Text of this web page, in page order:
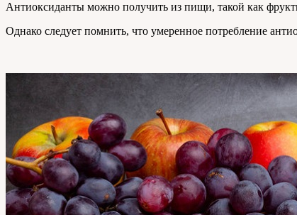
Антиоксиданты можно получить из пищи, такой как
Однако следует помнить, что умеренное потребление